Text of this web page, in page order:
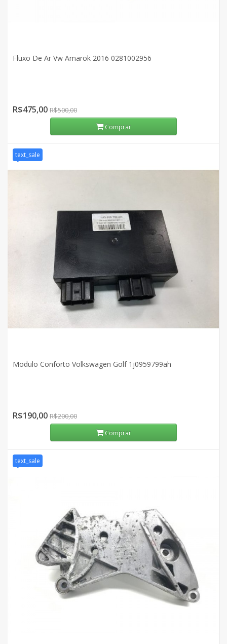
Fluxo De Ar Vw Amarok 2016 0281002956
R$475,00 R$500,00
Comprar
text_sale
Modulo Conforto Volkswagen Golf 1j0959799ah
R$190,00 R$200,00
Comprar
text_sale